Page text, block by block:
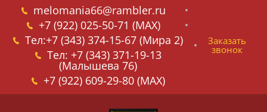
melomania66@rambler.ru
+7 (922) 025-50-71 (MAX)
Тел:+7 (343) 374-15-67 (Мира 2)
Тел: +7 (343) 371-19-13
(Малышева 76)
+7 (922) 609-29-80 (MAX)
Заказать
звонок